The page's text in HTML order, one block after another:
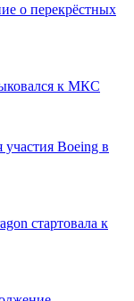
о перекрёстных
к МКС
участия Boeing в
стартовала к